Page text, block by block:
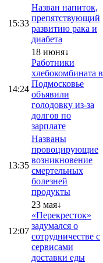
15:33
Назван напиток,
препятствующий
развитию рака и
диабета
14:24
18 июня↓
Работники
хлебокомбината в
Подмосковье
объявили
голодовку из-за
долгов по
зарплате
13:35
Названы
провоцирующие
возникновение
смертельных
болезней
продукты
12:07
23 мая↓
«Перекресток»
задумался о
сотрудничестве с
сервисами
доставки еды